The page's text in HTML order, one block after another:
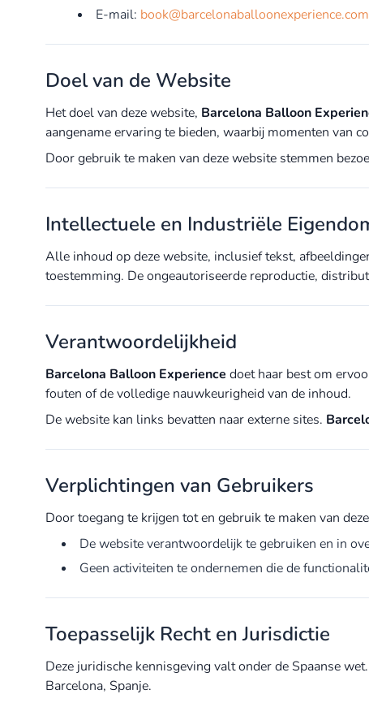
E-mail: book@barcelonaballoonexperience.com
Doel van de Website
Het doel van deze website, Barcelona Balloon
aangename ervaring te bieden, waarbij momenten van
Door gebruik te maken van deze website stemmen
Intellectuele en Industriële
Alle inhoud op deze website, inclusief tekst,
toestemming. De ongeautoriseerde reproductie,
Verantwoordelijkheid
Barcelona Balloon Experience doet haar best om
fouten of de volledige nauwkeurigheid van de inhoud.
De website kan links bevatten naar externe sites.
Verplichtingen van Gebruikers
Door toegang te krijgen tot en gebruik te maken van
De website verantwoordelijk te gebruiken en in
Geen activiteiten te ondernemen die de
Toepasselijk Recht en Jurisdictie
Deze juridische kennisgeving valt onder de Spaanse
Barcelona, Spanje.